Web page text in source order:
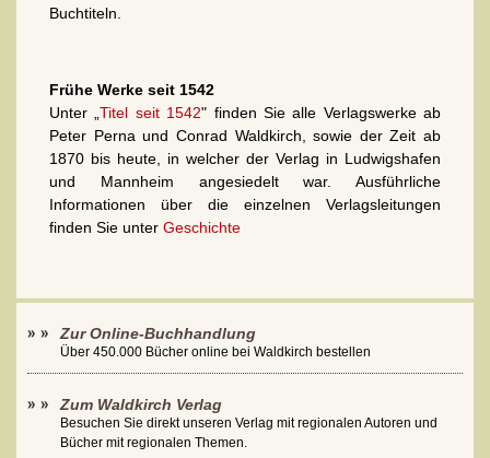
Buchtiteln.
Frühe Werke seit 1542
Unter „Titel seit 1542" finden Sie alle Verlagswerke ab
Peter Perna und Conrad Waldkirch, sowie der Zeit ab
1870 bis heute, in welcher der Verlag in Ludwigshafen
und Mannheim angesiedelt war. Ausführliche
Informationen über die einzelnen Verlagsleitungen
finden Sie unter Geschichte
Zur Online-Buchhandlung
Über 450.000 Bücher online bei Waldkirch bestellen
Zum Waldkirch Verlag
Besuchen Sie direkt unseren Verlag mit regionalen Autoren und
Bücher mit regionalen Themen.